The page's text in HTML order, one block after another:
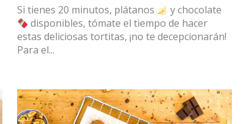
Si tienes 20 minutos, plátanos
y chocolate
disponibles, tómate el tiempo de hacer
estas deliciosas tortitas, ¡no te decepcionarán!
Para el...